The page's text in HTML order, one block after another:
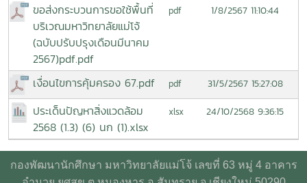
ขอส่งกระบวนการขอใช้พื้นที่
บริเวณมหาวิทยาลัยแม่โจ้
(ฉบับปรับปรุงเดือนมีนาคม
2567)pdf.pdf
pdf 1/8/2567 11:10:44
เงื่อนไขการคุ้มครอง 67.pdf pdf 31/5/2567 15:27:08
ประเด็นปัญหาสิ่งแวดล้อม
2568 (1.3) (6) นก (1).xlsx
xlsx 24/10/2568 9:36:15
กองพัฒนานักศึกษา มหาวิทยาลัยแม่โจ้ เลขที่ 63 หมู่ 4 อาคาร